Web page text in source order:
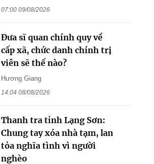
07:00 09/08/2026
Đưa sĩ quan chính quy về
cấp xã, chức danh chính trị
viên sẽ thế nào?
Hương Giang
14:04 08/08/2026
Thanh tra tỉnh Lạng Sơn:
Chung tay xóa nhà tạm, lan
tỏa nghĩa tình vì người
nghèo